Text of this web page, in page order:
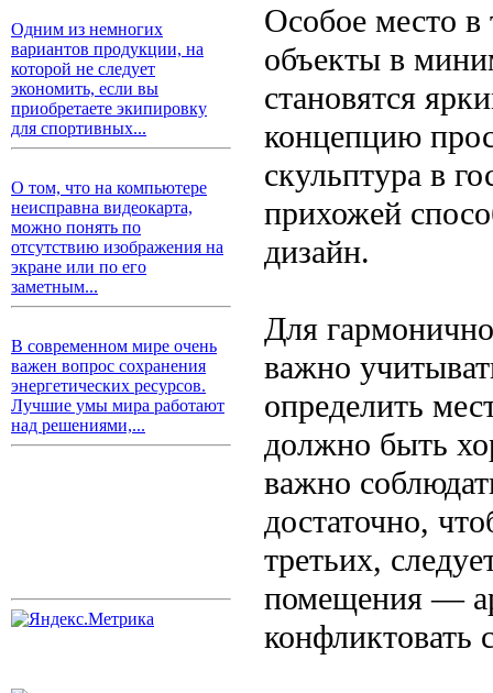
Одним из немногих
вариантов продукции, на
которой не следует
экономить, если вы
приобретаете экипировку
для спортивных...
О том, что на компьютере
неисправна видеокарта,
можно понять по
отсутствию изображения на
экране или по его
заметным...
В современном мире очень
важен вопрос сохранения
энергетических ресурсов.
Лучшие умы мира работают
над решениями,...
Особое место в
объекты в
становятся
концепцию
скульптура в
прихожей
дизайн.
Для
важно
определить
должно быть
важно
достаточно,
третьих,
помещения —